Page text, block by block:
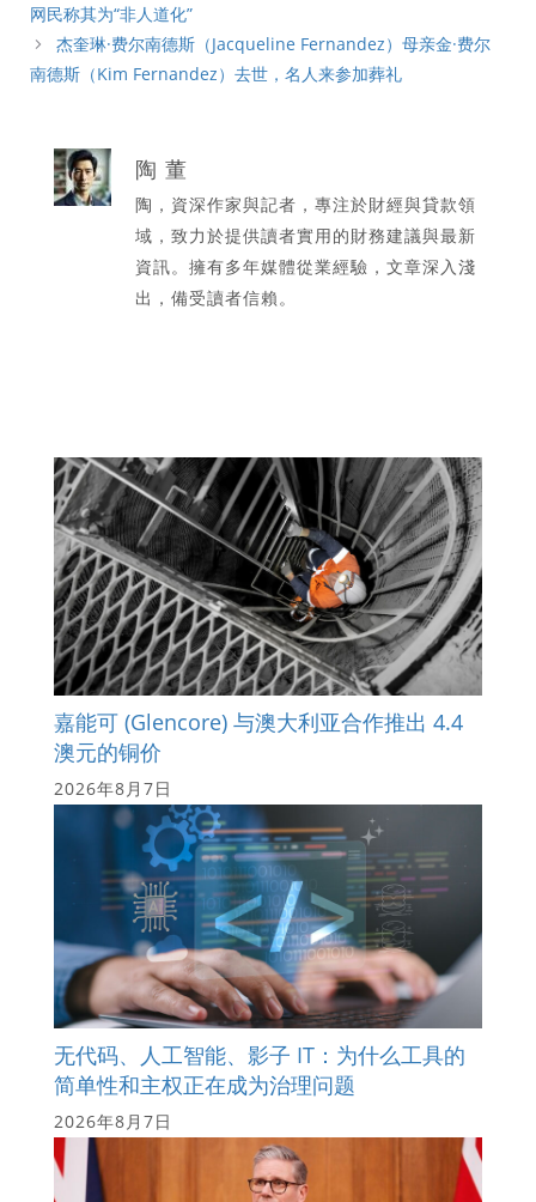
网民称其为“非人道化”
杰奎琳·费尔南德斯（Jacqueline Fernandez）母亲金·费尔
南德斯（Kim Fernandez）去世，名人来参加葬礼
陶 董
陶，資深作家與記者，專注於財經與貸款領
域，致力於提供讀者實用的財務建議與最新
資訊。擁有多年媒體從業經驗，文章深入淺
出，備受讀者信賴。
嘉能可 (Glencore) 与澳大利亚合作推出 4.4
澳元的铜价
2026年8月7日
无代码、人工智能、影子 IT：为什么工具的
简单性和主权正在成为治理问题
2026年8月7日